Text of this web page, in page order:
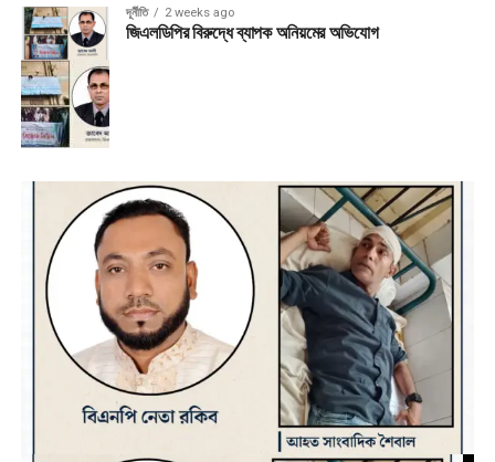
দূর্নীতি 2 weeks ago
জিএলডিপির বিরুদ্ধে ব্যাপক অনিয়মের অভিযোগ